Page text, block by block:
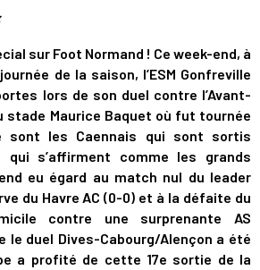
sur Foot Normand ! Ce week-end, à
de la saison, l’ESM Gonfreville
lors de son duel contre l’Avant-
stade Maurice Baquet où fut tournée
sont les Caennais qui sont sortis
qui s’affirment comme les grands
eu égard au match nul du leader
du Havre AC (0-0) et à la défaite du
contre une surprenante AS
le duel Dives-Cabourg/Alençon a été
a profité de cette 17e sortie de la